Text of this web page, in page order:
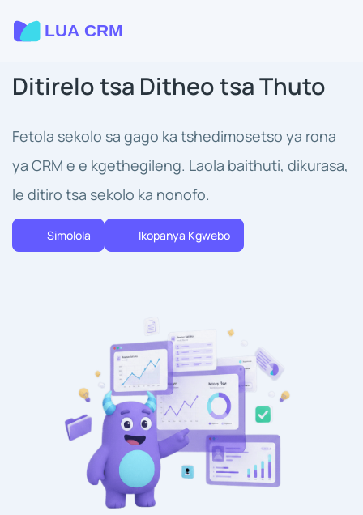
Ditirelo tsa Ditheo tsa Thuto
Fetola sekolo sa gago ka tshedimosetso ya rona
ya CRM e e kgethegileng. Laola baithuti, dikurasa,
le ditiro tsa sekolo ka nonofo.
Simolola Ikopanya Kgwebo